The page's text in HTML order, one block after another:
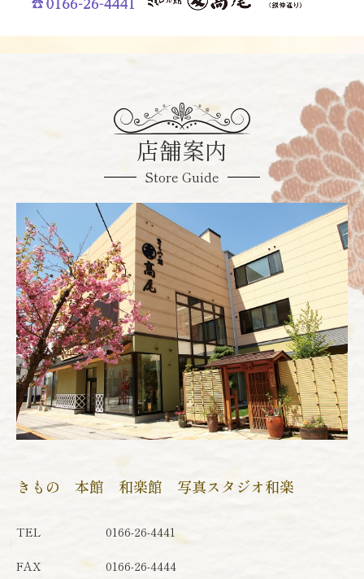
店舗案内
Store Guide
きもの 本館 和楽館 写真スタジオ和楽
TEL 0166-26-4441
FAX 0166-26-4444